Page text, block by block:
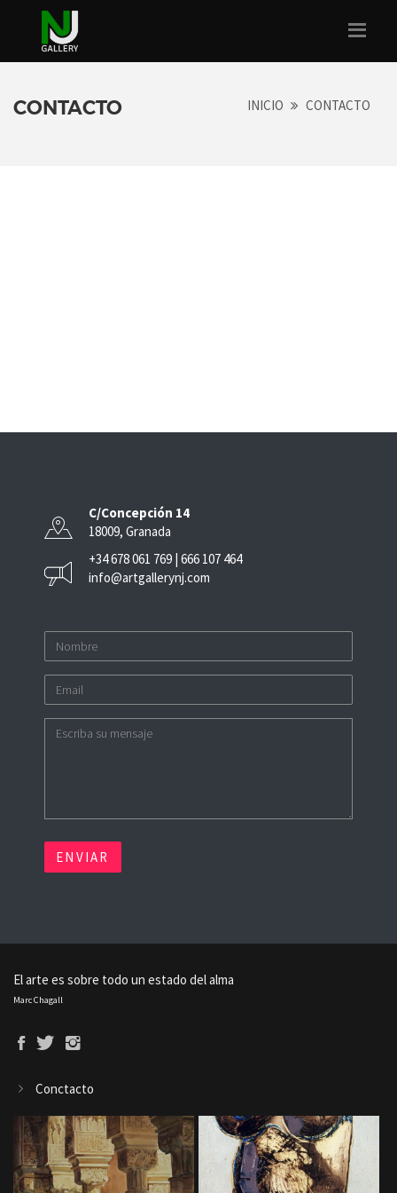
INICIO CONTACTO
CONTACTO
C/Concepción 14
18009, Granada
+34 678 061 769 | 666 107 464
info@artgallerynj.com
Nombre
Email
ENVIAR
El arte es sobre todo un estado del alma
Marc Chagall
Conctacto